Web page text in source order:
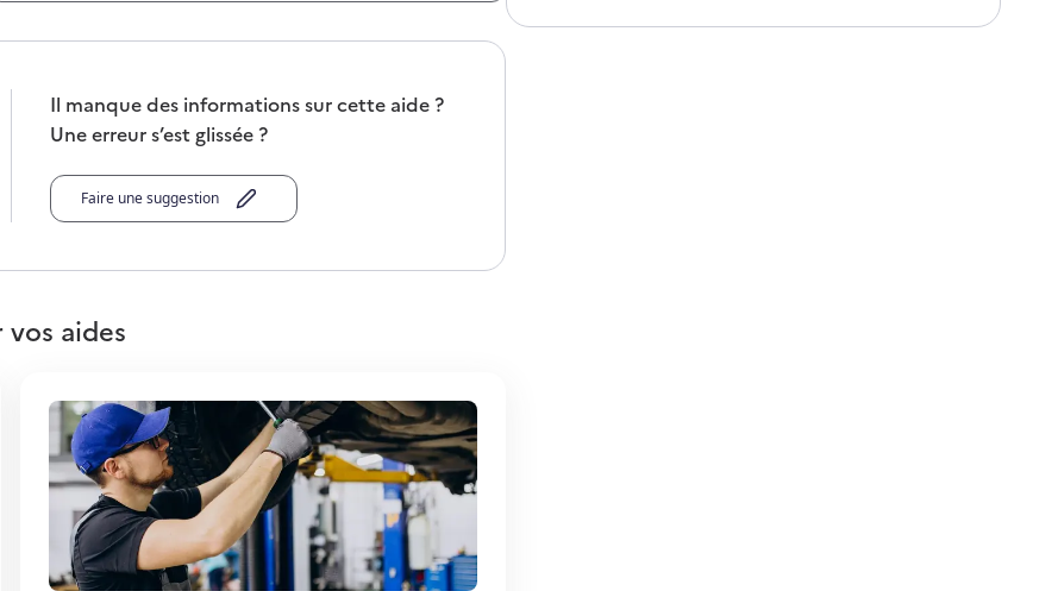
Il manque des informations sur cette aide ?
Une erreur s’est glissée ?
Faire une suggestion
aides